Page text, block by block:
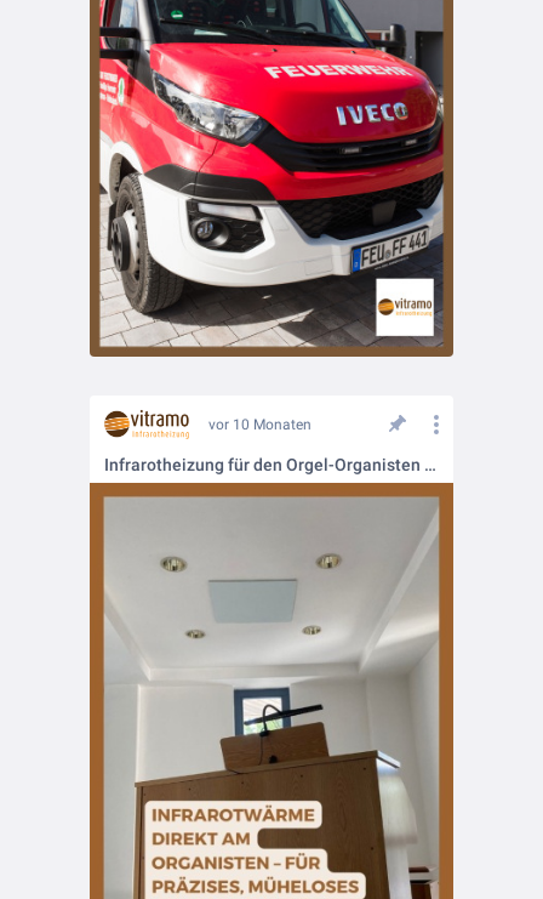
vor 10 Monaten
Infrarotheizung für den Orgel-Organisten – behaglicher Komfort garantiert